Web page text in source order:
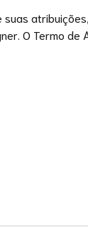
suas
O Termo